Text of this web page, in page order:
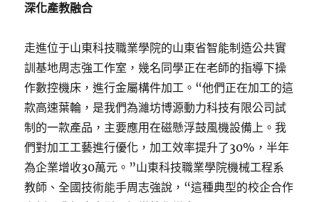
深化產教融合
走進位于山東科技職業學院的山東省智能制造公共實
訓基地周志強工作室，幾名同學正在老師的指導下操
作數控機床，進行金屬構件加工。“他們正在加工的這
款高速葉輪，是我們為濰坊博源動力科技有限公司試
制的一款產品，主要應用在磁懸浮鼓風機設備上。我
們對加工工藝進行優化，加工效率提升了30%，半年
為企業增收30萬元。”山東科技職業學院機械工程系
教師、全國技術能手周志強說，“這種典型的校企合作